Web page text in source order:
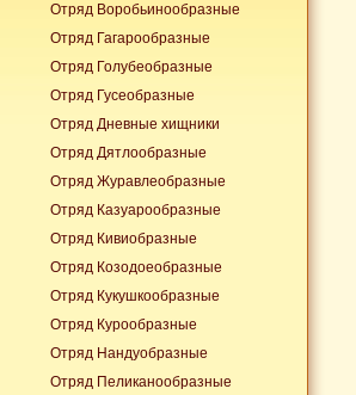
Отряд Воробьинообразные
Отряд Гагарообразные
Отряд Голубеобразные
Отряд Гусеобразные
Отряд Дневные хищники
Отряд Дятлообразные
Отряд Журавлеобразные
Отряд Казуарообразные
Отряд Кивиобразные
Отряд Козодоеобразные
Отряд Кукушкообразные
Отряд Курообразные
Отряд Нандуобразные
Отряд Пеликанообразные